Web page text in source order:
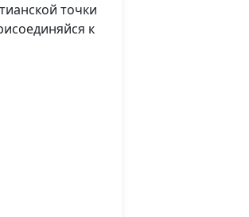
точки
к